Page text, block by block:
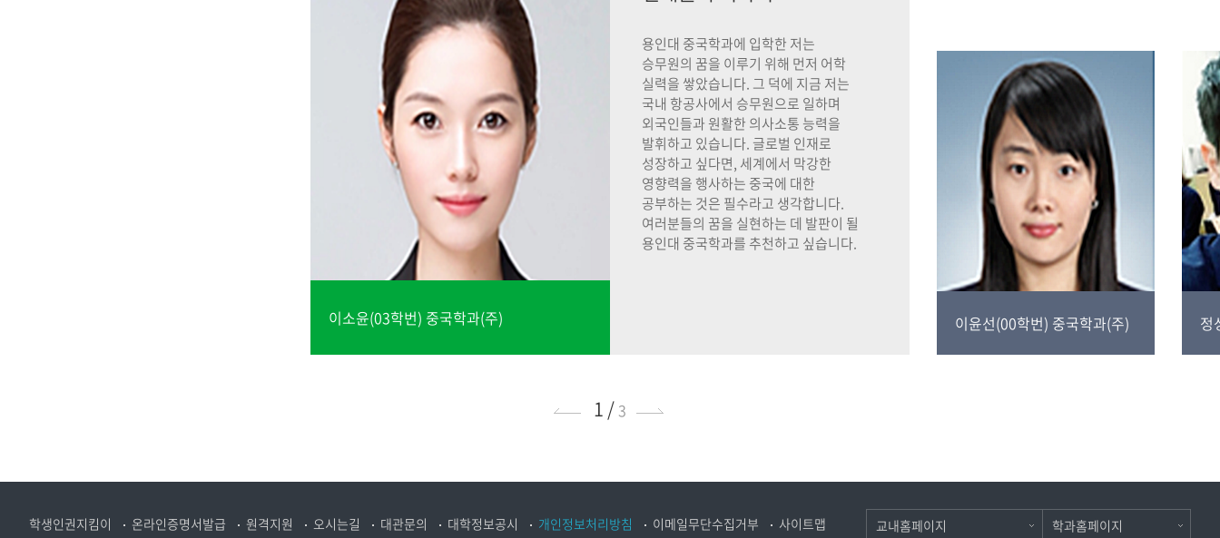
이소윤(03학번) 중국학과(주)
용인대 중국학과에 입학한 저는
승무원의 꿈을 이루기 위해 먼저 어학
실력을 쌓았습니다. 그 덕에 지금 저는
국내 항공사에서 승무원으로 일하며
외국인들과 원활한 의사소통 능력을
발휘하고 있습니다. 글로벌 인재로
성장하고 싶다면, 세계에서 막강한
영향력을 행사하는 중국에 대한
공부하는 것은 필수라고 생각합니다.
여러분들의 꿈을 실현하는 데 발판이 될
용인대 중국학과를 추천하고 싶습니다.
이윤선(00학번) 중국학과(주) 정
이전
1 / 3
학생인권지킴이 온라인증명서발급 원격지원 오시는길 대관문의 대학정보공시 개인정보처리방침 이메일무단수집거부 사이트맵